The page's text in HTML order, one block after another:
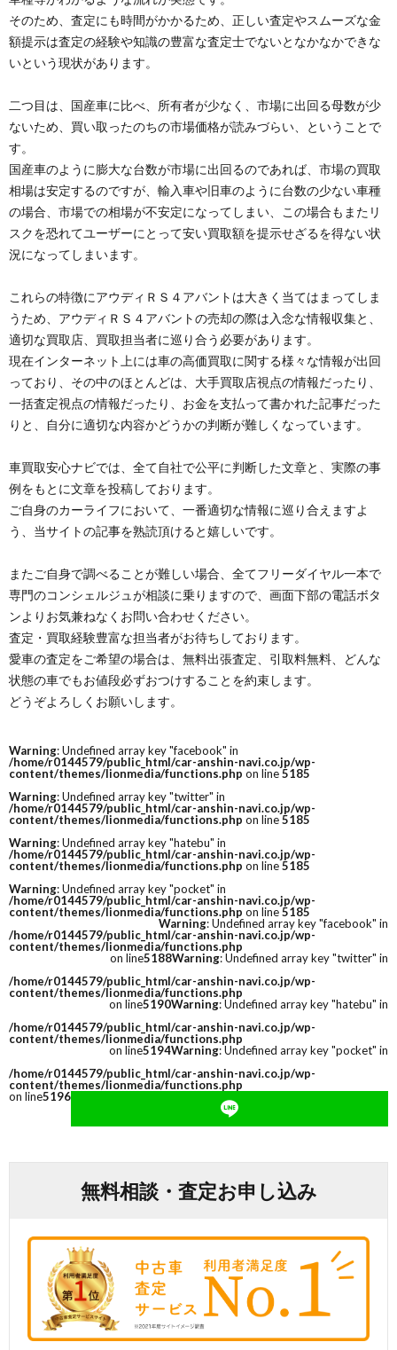
そのため、査定にも時間がかかるため、正しい査定やスムーズな金
額提示は査定の経験や知識の豊富な査定士でないとなかなかできな
いという現状があります。
二つ目は、国産車に比べ、所有者が少なく、市場に出回る母数が少
ないため、買い取ったのちの市場価格が読みづらい、ということで
す。
国産車のように膨大な台数が市場に出回るのであれば、市場の買取
相場は安定するのですが、輸入車や旧車のように台数の少ない車種
の場合、市場での相場が不安定になってしまい、この場合もまたリ
スクを恐れてユーザーにとって安い買取額を提示せざるを得ない状
況になってしまいます。
これらの特徴にアウディＲＳ４アバントは大きく当てはまってしま
うため、アウディＲＳ４アバントの売却の際は入念な情報収集と、
適切な買取店、買取担当者に巡り合う必要があります。
現在インターネット上には車の高価買取に関する様々な情報が出回
っており、その中のほとんどは、大手買取店視点の情報だったり、
一括査定視点の情報だったり、お金を支払って書かれた記事だった
りと、自分に適切な内容かどうかの判断が難しくなっています。
車買取安心ナビでは、全て自社で公平に判断した文章と、実際の事
例をもとに文章を投稿しております。
ご自身のカーライフにおいて、一番適切な情報に巡り合えますよ
う、当サイトの記事を熟読頂けると嬉しいです。
またご自身で調べることが難しい場合、全てフリーダイヤル一本で
専門のコンシェルジュが相談に乗りますので、画面下部の電話ボタ
ンよりお気兼ねなくお問い合わせください。
査定・買取経験豊富な担当者がお待ちしております。
愛車の査定をご希望の場合は、無料出張査定、引取料無料、どんな
状態の車でもお値段必ずおつけすることを約束します。
どうぞよろしくお願いします。
Warning: Undefined array key "facebook" in
/home/r0144579/public_html/car-anshin-navi.co.jp/wp-
content/themes/lionmedia/functions.php on line5185
Warning: Undefined array key "twitter" in
/home/r0144579/public_html/car-anshin-navi.co.jp/wp-
content/themes/lionmedia/functions.php on line5185
Warning: Undefined array key "hatebu" in
/home/r0144579/public_html/car-anshin-navi.co.jp/wp-
content/themes/lionmedia/functions.php on line5185
Warning: Undefined array key "pocket" in
/home/r0144579/public_html/car-anshin-navi.co.jp/wp-
content/themes/lionmedia/functions.php on line5185
Warning: Undefined array key "facebook" in
/home/r0144579/public_html/car-anshin-navi.co.jp/wp-
content/themes/lionmedia/functions.php
on line5188Warning: Undefined array key "twitter" in
/home/r0144579/public_html/car-anshin-navi.co.jp/wp-
content/themes/lionmedia/functions.php
on line5190Warning: Undefined array key "hatebu" in
/home/r0144579/public_html/car-anshin-navi.co.jp/wp-
content/themes/lionmedia/functions.php
on line5194Warning: Undefined array key "pocket" in
/home/r0144579/public_html/car-anshin-navi.co.jp/wp-
content/themes/lionmedia/functions.php
on line5196
無料相談・査定お申し込み